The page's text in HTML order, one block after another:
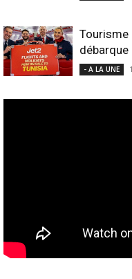
Tourisme
débarque
- A LA UNE